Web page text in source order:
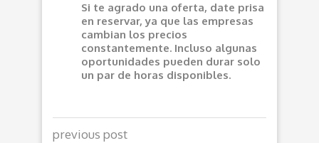
Si te agrado una oferta, date prisa
en reservar, ya que las empresas
cambian los precios
constantemente. Incluso algunas
oportunidades pueden durar solo
un par de horas disponibles.
previous post